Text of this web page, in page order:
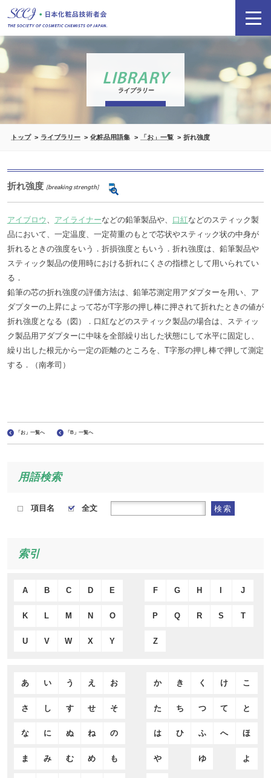
LIBRARY
ライブラリー
トップ ライブラリー 化粧品用語集 「お」一覧 折れ強度
折れ強度 [breaking strength]
アイブロウ 、 アイライナーなどの鉛筆製品や、 口紅などのスティック製
品において、一定温度、一定荷重のもとで芯状やスティック状の中身が
折れるときの強度をいう．折損強度ともいう．折れ強度は、鉛筆製品や
スティック製品の使用時における折れにくさの指標として用いられてい
る．
鉛筆の芯の折れ強度の評価方法は、鉛筆芯測定用アダプターを用い、ア
ダプターの上昇によって芯がT字形の押し棒に押されて折れたときの値が
折れ強度となる（図）．口紅などのスティック製品の場合は、スティッ
ク製品用アダプターに中味を全部繰り出した状態にして水平に固定し、
繰り出した根元から一定の距離のところを、T字形の押し棒で押して測定
する．（南孝司）
「お」一覧へ 「B」一覧へ
用語検索
項目名 全文 検索
索引
A B C D E F G H J
K L M N O P Q R S T
U V W X Y Z
あ い う え お か き く け こ
さ し す せ そ た ち つ て と
な に ぬ ね の は ひ ふ へ ほ
ま み む め も や ゆ よ